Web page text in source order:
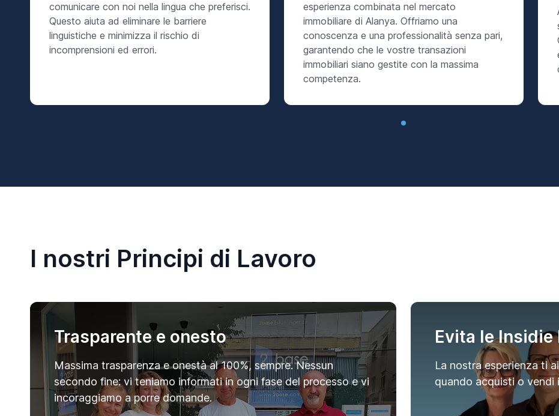
comunicare con noi nella lingua che preferisci.
Questo aiuta ad eliminare le barriere
linguistiche e minimizza il rischio di
incomprensioni ed errori.
esperienza combinata nel mercato
immobiliare di Alanya. Offriamo una
conoscenza e una professionalità senza pari,
garantendo che le vostre transazioni
immobiliari siano gestite con la massima
competenza.
I nostri Principi di Lavoro
Trasparente e onesto
Massima trasparenza e onestà al 100%, sempre. Nessun
secondo fine: vi teniamo informati in ogni fase del processo e vi
incoraggiamo a porre domande.
Evita le Insidie
La nostra esperienza ti
quando acquisti o vendi